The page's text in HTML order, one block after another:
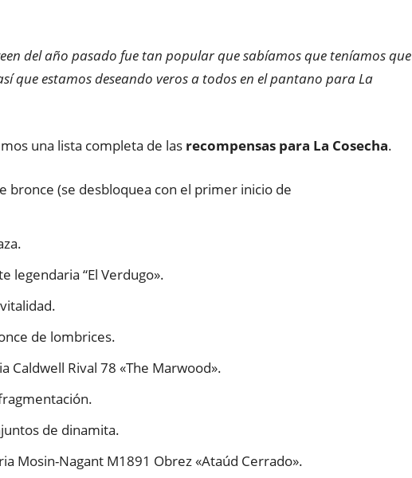
del año pasado fue tan popular que sabíamos que teníamos que
que estamos deseando veros a todos en el pantano para La
una lista completa de las recompensas para La Cosecha.
bronce (se desbloquea con el primer inicio de
legendaria “El Verdugo».
de lombrices.
Caldwell Rival 78 «The Marwood».
de dinamita.
Mosin-Nagant M1891 Obrez «Ataúd Cerrado».